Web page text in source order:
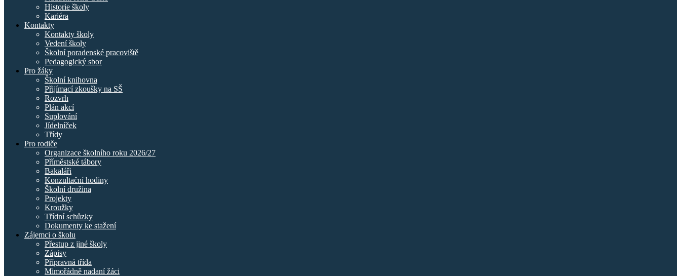
Historie školy
Kariéra
Kontakty
Kontakty školy
Vedení školy
Školní poradenské pracoviště
Pedagogický sbor
Pro žáky
Školní knihovna
Přijímací zkoušky na SŠ
Rozvrh
Plán akcí
Suplování
Jídelníček
Třídy
Pro rodiče
Organizace školního roku 2026/27
Příměstské tábory
Bakaláři
Konzultační hodiny
Školní družina
Projekty
Kroužky
Třídní schůzky
Dokumenty ke stažení
Zájemci o školu
Přestup z jiné školy
Zápisy
Přípravná třída
Mimořádně nadaní žáci